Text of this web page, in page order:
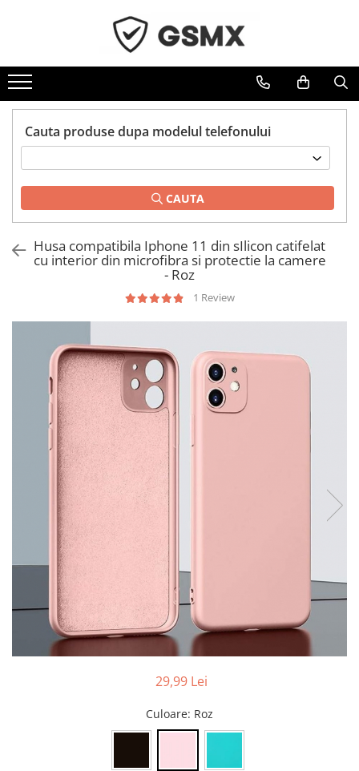
Folii de protectie
Folii Samsung
Folii Iphone
Folii Motorola
Folii OnePlus
Folii Realme
Folii sticla ZTE
Huse Telefoane
Huse Samsung
Huse Iphone
Huse Xiaomi
Huse Huawei
Huse Motorola
Huse Oppo
Huse Nokia
Huse Honor
Huse Realme
Huse Vivo
Cauta produse dupa modelul telefonului
CAUTA
Husa compatibila Iphone 11 din sIlicon catifelat
cu interior din microfibra si protectie la camere
- Roz
1 Review
29,99 Lei
Culoare: Roz